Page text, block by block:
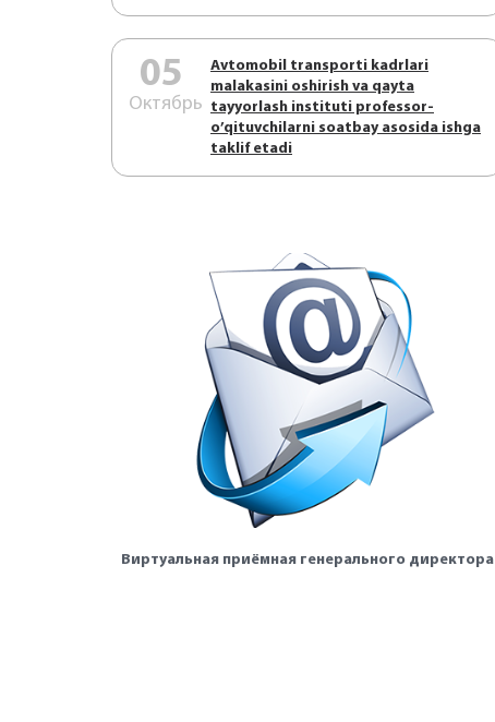
05
Октябрь
Аvtоmоbil trаnspоrti kаdrlаri
mаlаkаsini оshirish vа qаytа
tаyyorlаsh instituti prоfеssоr-
o’qituvchilаrni sоаtbаy аsоsidа ishgа
tаklif etаdi
Виртуальная приёмная генерального директора